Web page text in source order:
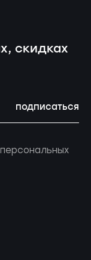
скидках
подписаться